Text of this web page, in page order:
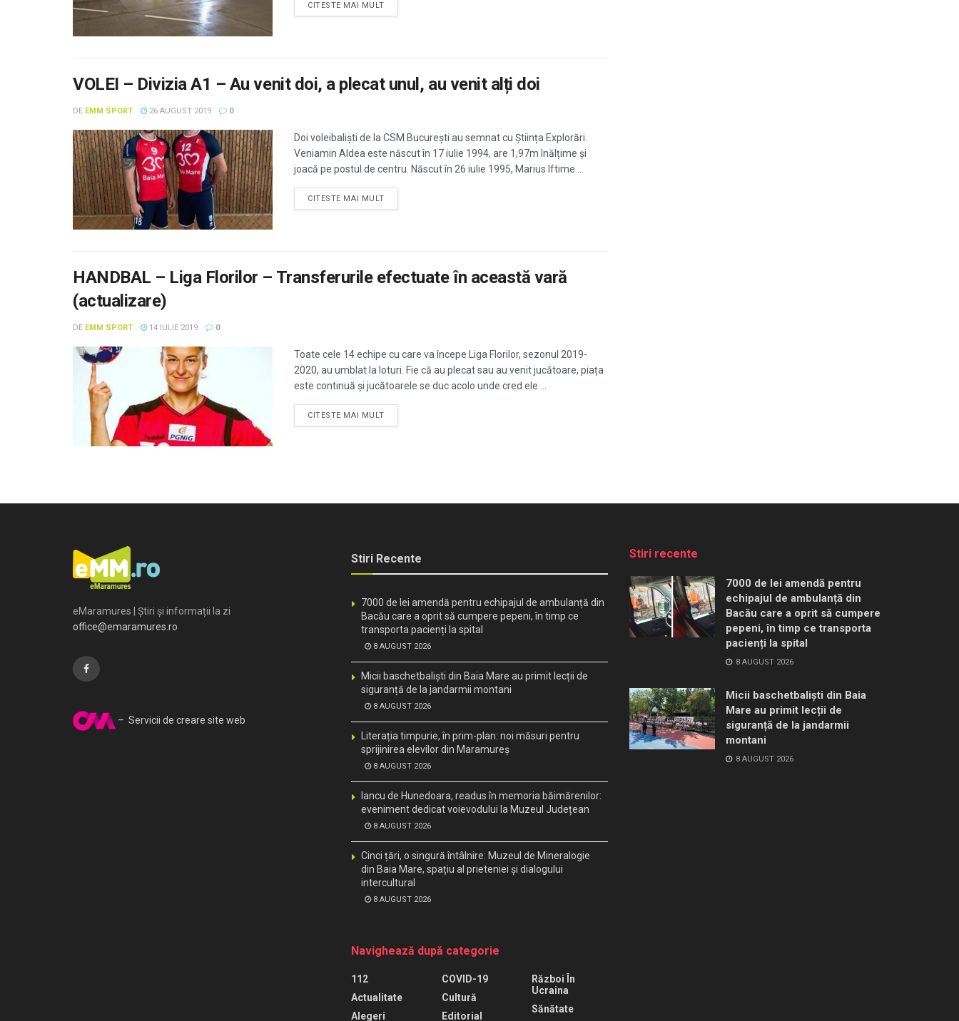
CITESTE MAI MULT
VOLEI – Divizia A1 – Au venit doi, a plecat unul, au venit alți doi
DE EMM SPORT 26 AUGUST 2019 0
Doi voleibaliști de la CSM București au semnat cu Știința Explorări.
Veniamin Aldea este născut în 17 iulie 1994, are 1,97m înălțime și
joacă pe postul de centru. Născut în 26 iulie 1995, Marius Iftime ...
CITESTE MAI MULT
HANDBAL – Liga Florilor – Transferurile efectuate în această vară
(actualizare)
DE EMM SPORT 14 IULIE 2019 0
Toate cele 14 echipe cu care va începe Liga Florilor, sezonul 2019-
2020, au umblat la loturi. Fie că au plecat sau au venit jucătoare, piața
este continuă și jucătoarele se duc acolo unde cred ele ...
CITESTE MAI MULT
eMaramures | Știri și informații la zi
office@emaramures.ro
– Servicii de creare site web
Stiri Recente
7000 de lei amendă pentru echipajul de ambulanță din
Bacău care a oprit să cumpere pepeni, în timp ce
transporta pacienți la spital
8 AUGUST 2026
Micii baschetbaliști din Baia Mare au primit lecții de
siguranță de la jandarmii montani
8 AUGUST 2026
Literația timpurie, în prim-plan: noi măsuri pentru
sprijinirea elevilor din Maramureș
8 AUGUST 2026
Iancu de Hunedoara, readus în memoria băimărenilor:
eveniment dedicat voievodului la Muzeul Județean
8 AUGUST 2026
Cinci țări, o singură întâlnire: Muzeul de Mineralogie
din Baia Mare, spațiu al prieteniei și dialogului
intercultural
8 AUGUST 2026
Navighează după categorie
112
Actualitate
Alegeri
COVID-19
Cultură
Editorial
Război În
Ucraina
Sănătate
Stiri recente
7000 de lei amendă pentru
echipajul de ambulanță din
Bacău care a oprit să cumpere
pepeni, în timp ce transporta
pacienți la spital
8 AUGUST 2026
Micii baschetbaliști din Baia
Mare au primit lecții de
siguranță de la jandarmii
montani
8 AUGUST 2026